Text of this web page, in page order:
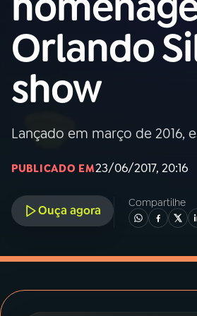
01INÍCIO
02A RÁDIO
03PROGRAMAÇÃO
05PODCASTS
Orlando
show
Lançado em março de 2016,
PUBLICADO EM23/06/2017, 20:16
Ouça agora
Compartilhe